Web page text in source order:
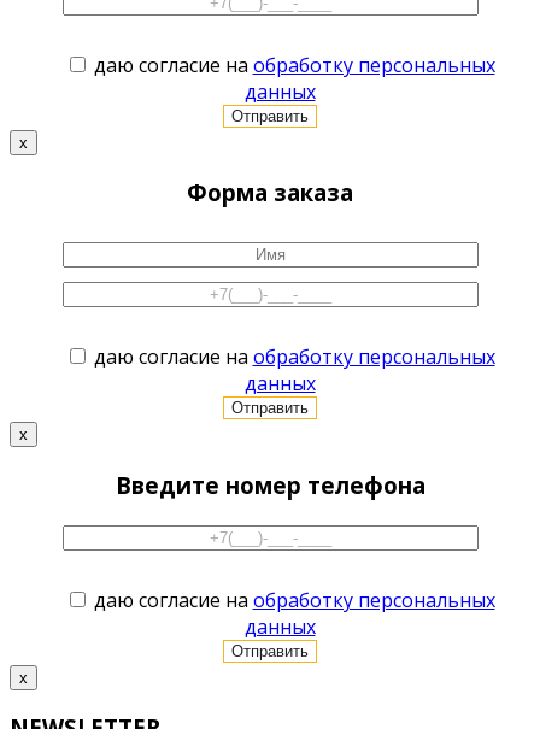
даю согласие на обработку персональных
данных
x
Форма заказа
даю согласие на обработку персональных
данных
x
Введите номер телефона
даю согласие на обработку персональных
данных
x